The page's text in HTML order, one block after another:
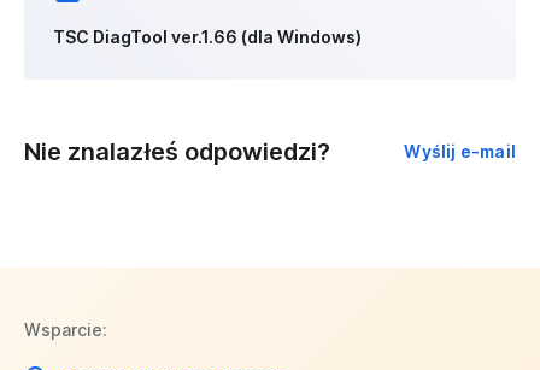
TSC DiagTool ver.1.66 (dla Windows)
Nie znalazłeś odpowiedzi? Wyślij e-mail
Wsparcie: